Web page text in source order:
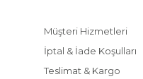
Müşteri Hizmetleri
İptal & İade Koşulları
Teslimat & Kargo